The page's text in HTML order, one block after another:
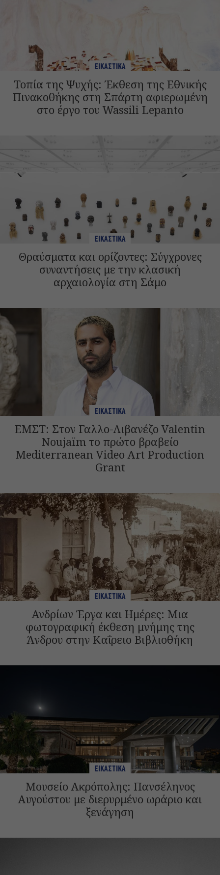
ΕΙΚΑΣΤΙΚΑ
Τοπία της Ψυχής: Έκθεση της Εθνικής
Πινακοθήκης στη Σπάρτη αφιερωμένη
στο έργο του Wassili Lepanto
ΕΙΚΑΣΤΙΚΑ
Θραύσματα και ορίζοντες: Σύγχρονες
συναντήσεις με την κλασική
αρχαιολογία στη Σάμο
ΕΙΚΑΣΤΙΚΑ
ΕΜΣΤ: Στον Γαλλο-Λιβανέζο Valentin
Noujaïm το πρώτο βραβείο
Mediterranean Video Art Production
Grant
ΕΙΚΑΣΤΙΚΑ
Ανδρίων Έργα και Ημέρες: Μια
φωτογραφική έκθεση μνήμης της
Άνδρου στην Καΐρειο Βιβλιοθήκη
ΕΙΚΑΣΤΙΚΑ
Μουσείο Ακρόπολης: Πανσέληνος
Αυγούστου με διερυρμένο ωράριο και
ξενάγηση